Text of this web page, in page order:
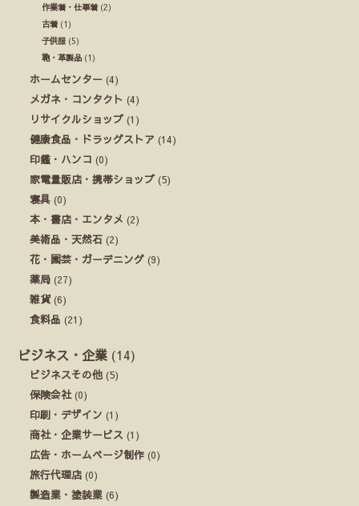
作業着・仕事着 (2)
古着 (1)
子供服 (5)
鞄・革製品 (1)
ホームセンター (4)
メガネ・コンタクト (4)
リサイクルショップ (1)
健康食品・ドラッグストア (14)
印鑑・ハンコ (0)
家電量販店・携帯ショップ (5)
寝具 (0)
本・書店・エンタメ (2)
美術品・天然石 (2)
花・園芸・ガーデニング (9)
薬局 (27)
雑貨(6)
食料品 (21)
ビジネス・企業 (14)
ビジネスその他 (5)
保険会社(0)
印刷・デザイン (1)
商社・企業サービス (1)
広告・ホームページ制作 (0)
旅行代理店 (0)
製造業・塗装業 (6)